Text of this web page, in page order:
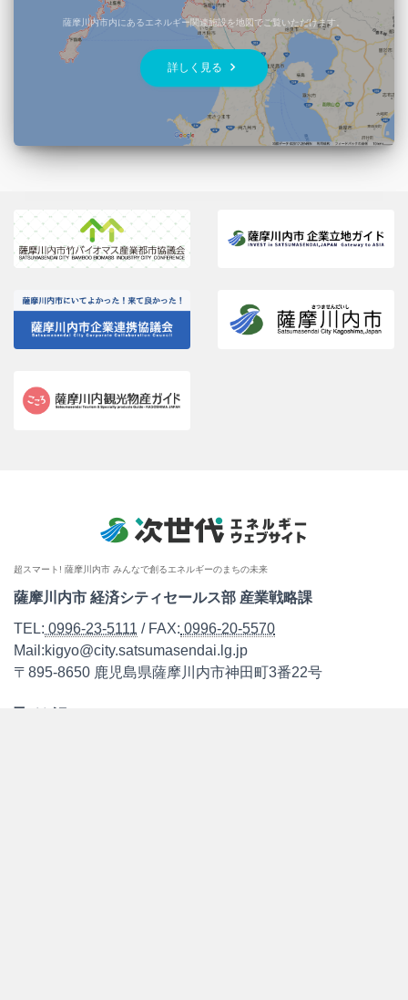
薩摩川内市内にあるエネルギー関連施設を地図でご覧いただけます。
詳しく見る keyboard_arrow_right
超スマート! 薩摩川内市 みんなで創るエネルギーのまちの未来
薩摩川内市 経済シティセールス部 産業戦略課
TEL: 0996-23-5111 / FAX: 0996-20-5570
Mail:kigyo@city.satsumasendai.lg.jp
〒895-8650 鹿児島県薩摩川内市神田町3番22号
取り組み